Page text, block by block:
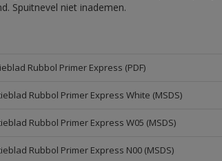
Spuitnevel niet inademen.
Rubbol Primer Express (PDF)
Rubbol Primer Express White (MSDS)
Rubbol Primer Express W05 (MSDS)
Rubbol Primer Express N00 (MSDS)